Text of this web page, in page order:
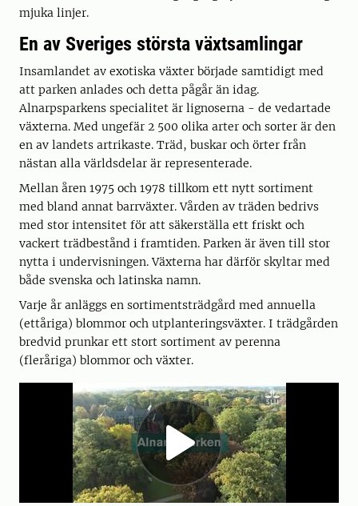
mjuka linjer.
En av Sveriges största växtsamlingar
Insamlandet av exotiska växter började samtidigt med
att parken anlades och detta pågår än idag.
Alnarpsparkens specialitet är lignoserna - de vedartade
växterna. Med ungefär 2 500 olika arter och sorter är den
en av landets artrikaste. Träd, buskar och örter från
nästan alla världsdelar är representerade.
Mellan åren 1975 och 1978 tillkom ett nytt sortiment
med bland annat barrväxter. Vården av träden bedrivs
med stor intensitet för att säkerställa ett friskt och
vackert trädbestånd i framtiden. Parken är även till stor
nytta i undervisningen. Växterna har därför skyltar med
både svenska och latinska namn.
Varje år anläggs en sortimentsträdgård med annuella
(ettåriga) blommor och utplanteringsväxter. I trädgården
bredvid prunkar ett stort sortiment av perenna
(fleråriga) blommor och växter.